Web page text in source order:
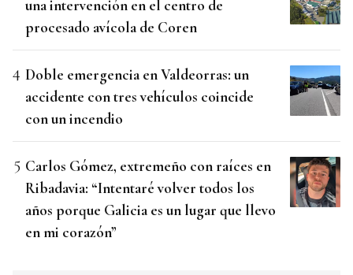
una intervención en el centro de
procesado avícola de Coren
Doble emergencia en Valdeorras: un
accidente con tres vehículos coincide
con un incendio
Carlos Gómez, extremeño con raíces en
Ribadavia: “Intentaré volver todos los
años porque Galicia es un lugar que llevo
en mi corazón”